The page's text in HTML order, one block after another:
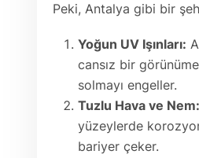
Peki, Antalya gibi bir
Yoğun UV Işınları:
cansız bir
solmayı engeller.
Tuzlu Hava ve Nem:
yüzeylerde
bariyer çeker.